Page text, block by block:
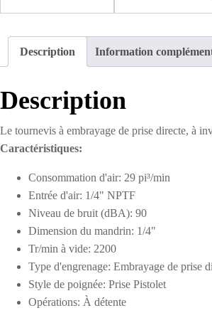
Description Information
Description
Le tournevis à embrayage de prise directe, à
Caractéristiques:
Consommation d'air: 29 pi³/min
Entrée d'air: 1/4" NPTF
Niveau de bruit (dBA): 90
Dimension du mandrin: 1/4"
Tr/min à vide: 2200
Type d'engrenage: Embrayage de prise
Style de poignée: Prise Pistolet
Opérations: À détente